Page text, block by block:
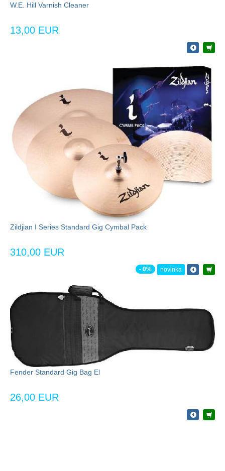
W.E. Hill Varnish Cleaner
13,00 EUR
Zildjian I Series Standard Gig Cymbal Pack
310,00 EUR
- 0% novinka
Fender Standard Gig Bag El
26,00 EUR